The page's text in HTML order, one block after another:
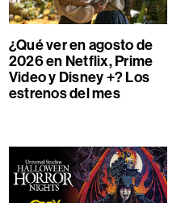
¿Qué ver en agosto de
2026 en Netflix, Prime
Video y Disney +? Los
estrenos del mes